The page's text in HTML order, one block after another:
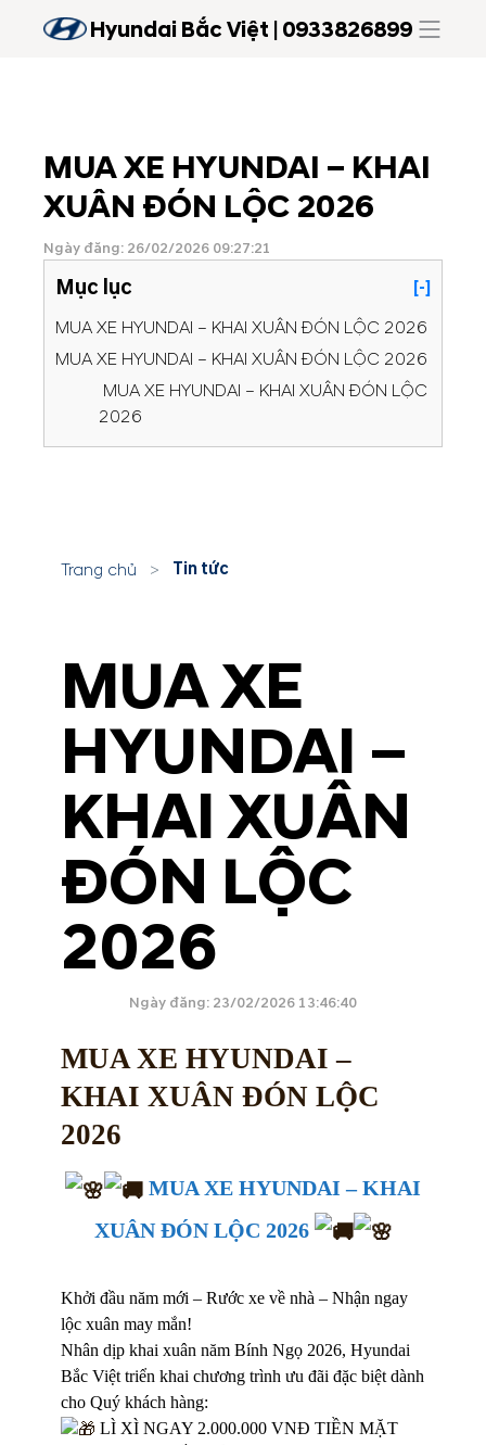
Hyundai Bắc Việt | 0933826899
MUA XE HYUNDAI – KHAI
XUÂN ĐÓN LỘC 2026
Ngày đăng: 26/02/2026 09:27:21
Mục lục
[-]
MUA XE HYUNDAI – KHAI XUÂN ĐÓN LỘC 2026
MUA XE HYUNDAI – KHAI XUÂN ĐÓN LỘC 2026
MUA XE HYUNDAI – KHAI XUÂN ĐÓN LỘC
2026
Trang chủ > Tin tức
MUA XE
HYUNDAI –
KHAI XUÂN
ĐÓN LỘC
2026
Ngày đăng: 23/02/2026 13:46:40
MUA XE HYUNDAI –
KHAI XUÂN ĐÓN LỘC
2026
MUA XE HYUNDAI – KHAI
XUÂN ĐÓN LỘC 2026
Khởi đầu năm mới – Rước xe về nhà – Nhận ngay
lộc xuân may mắn!
Nhân dịp khai xuân năm Bính Ngọ 2026, Hyundai
Bắc Việt triển khai chương trình ưu đãi đặc biệt dành
cho Quý khách hàng:
LÌ XÌ NGAY 2.000.000 VNĐ TIỀN MẶT